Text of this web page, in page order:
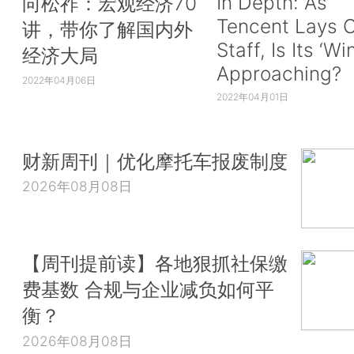
讲，带你了解国内外
经济大局
2022年04月06日
Tencent Lays
Staff, Is Its
Approaching?
2022年04月01日
财新周刊｜优化摩托车报废制度
2026年08月08日
【周刊提前读】各地狠抓社保缴
费基数 合规与企业减负如何平
衡？
2026年08月08日